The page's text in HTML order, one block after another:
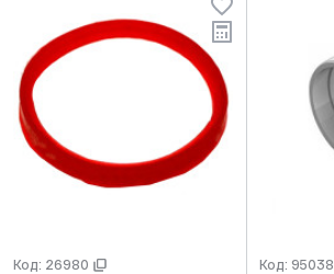
Код: 26980 Код: 95038